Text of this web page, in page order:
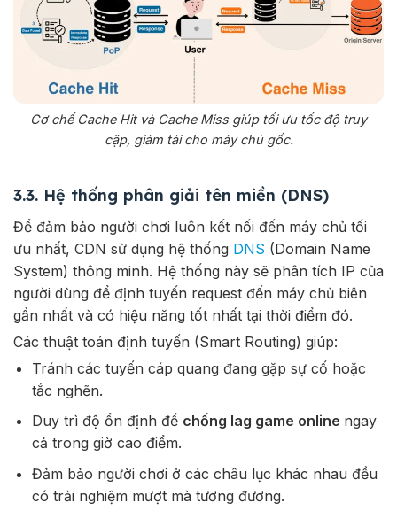
Cơ chế Cache Hit và Cache Miss giúp tối ưu tốc độ truy
cập, giảm tải cho máy chủ gốc.
3.3. Hệ thống phân giải tên miền (DNS)
Để đảm bảo người chơi luôn kết nối đến máy chủ tối
ưu nhất, CDN sử dụng hệ thống DNS (Domain Name
System) thông minh. Hệ thống này sẽ phân tích IP của
người dùng để định tuyến request đến máy chủ biên
gần nhất và có hiệu năng tốt nhất tại thời điểm đó.
Các thuật toán định tuyến (Smart Routing) giúp:
Tránh các tuyến cáp quang đang gặp sự cố hoặc
tắc nghẽn.
Duy trì độ ổn định để chống lag game online ngay
cả trong giờ cao điểm.
Đảm bảo người chơi ở các châu lục khác nhau đều
có trải nghiệm mượt mà tương đương.